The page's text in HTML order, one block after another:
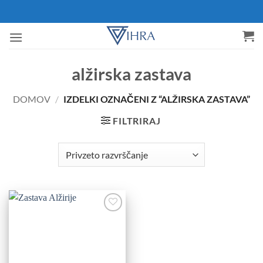
na
vsebino
alžirska zastava
DOMOV / IZDELKI OZNAČENI Z “ALŽIRSKA ZASTAVA”
FILTRIRAJ